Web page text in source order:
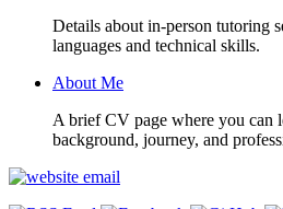
Details about in-person tutoring
languages and technical skills.
About Me
A brief CV page where you can
background, journey, and